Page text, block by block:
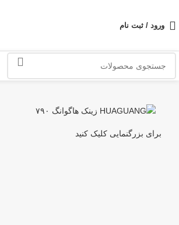
ورود / ثبت نام
برای بزرگنمایی کلیک کنید